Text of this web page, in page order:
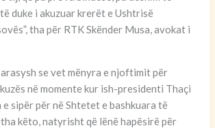
duke i akuzuar krerët e Ushtrisë
tha për RTK Skënder Musa, avokat i
se vet mënyra e njoftimit për
në momente kur ish-presidenti Thaçi
sipër për në Shtetet e bashkuara të
këto, natyrisht që lënë hapësirë për